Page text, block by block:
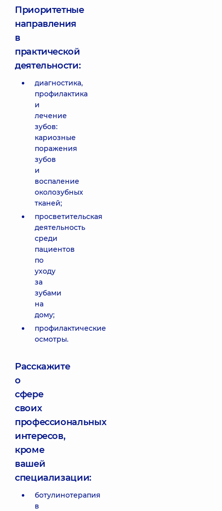
Приоритетные
направления
в
практической
деятельности:
диагностика,
профилактика
и
лечение
зубов:
кариозные
поражения
зубов
и
воспаление
околозубных
тканей;
просветительская
деятельность
среди
пациентов
по
уходу
за
зубами
на
дому;
профилактические
осмотры.
Расскажите
о
сфере
своих
профессиональных
интересов,
кроме
вашей
специализации:
ботулинотерапия
в